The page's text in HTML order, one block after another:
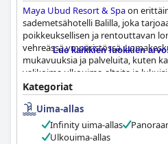
Maya Ubud Resort & Spaon
sademetsähotelli Balilla, joka
poikkeuksellisen ja rentouttavan
vehreässä ympäristössä.
mukavuuksia ja palveluita, kuten
valikoima ulkouima-altaita ja
omat uima-altaat. Kylpylä on
henkeäsalpaavine näkymineen
sekä unohtumattoman, seesteisen
tarjoaa myös loistavat tilat
upean kylpylätunnelman.
Lue kaikkien luokkien
Kategoriat
Uima-allas
Infinity uima-allas
Ulkouima-allas